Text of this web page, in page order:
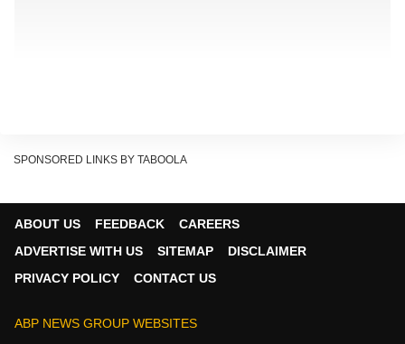
बेहबल कलां में गुरु ग्रंथ साहिब की बेअदबी के खिलाफ शांतिपूर्ण
SPONSORED LINKS BY TABOOLA
ABOUT US FEEDBACK
CAREERS
ADVERTISE WITH US
SITEMAP
DISCLAIMER
PRIVACY POLICY
CONTACT US
ABP NEWS GROUP WEBSITES